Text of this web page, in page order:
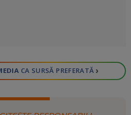
CA SURSĂ PREFERATĂ ›